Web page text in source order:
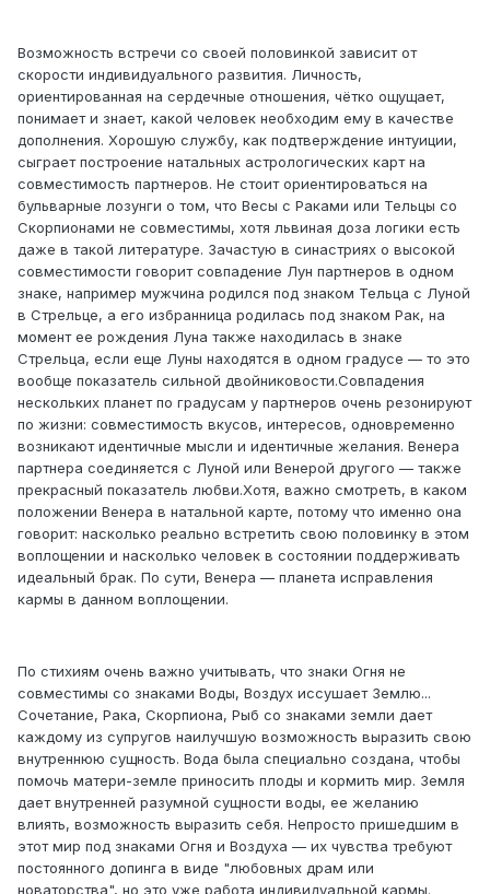
Возможность встречи cо своей половинкой зависит от
скорости индивидуального развития. Личность,
ориентированная на сердечные отношения, чётко ощущает,
понимает и знает, какой человек необходим ему в качестве
дополнения. Хорошую службу, как подтверждение интуиции,
сыграет построение натальных астрологических карт на
совместимость партнеров. Не стоит ориентироваться на
бульварные лозунги о том, что Весы с Раками или Тельцы со
Скорпионами не совместимы, хотя львиная доза логики есть
даже в такой литературе. Зачастую в синастриях о высокой
совместимости говорит совпадение Лун партнеров в одном
знаке, например мужчина родился под знаком Тельца с Луной
в Стрельце, а его избранница родилась под знаком Рак, на
момент ее рождения Луна также находилась в знаке
Стрельца, если еще Луны находятся в одном градусе — то это
вообще показатель сильной двойниковости.Совпадения
нескольких планет по градусам у партнеров очень резонируют
по жизни: совместимость вкусов, интересов, одновременно
возникают идентичные мысли и идентичные желания. Венера
партнера соединяется с Луной или Венерой другого — также
прекрасный показатель любви.Хотя, важно смотреть, в каком
положении Венера в натальной карте, потому что именно она
говорит: насколько реально встретить свою половинку в этом
воплощении и насколько человек в состоянии поддерживать
идеальный брак. По сути, Венера — планета исправления
кармы в данном воплощении.
По стихиям очень важно учитывать, что знаки Огня не
совместимы со знаками Воды, Воздух иссушает Землю...
Сочетание, Рака, Скорпиона, Рыб со знаками земли дает
каждому из супругов наилучшую возможность выразить свою
внутреннюю сущность. Вода была специально создана, чтобы
помочь матери-земле приносить плоды и кормить мир. Земля
дает внутренней разумной сущности воды, ее желанию
влиять, возможность выразить себя. Непросто пришедшим в
этот мир под знаками Огня и Воздуха — их чувства требуют
постоянного допинга в виде "любовных драм или
новаторства", но это уже работа индивидуальной кармы.